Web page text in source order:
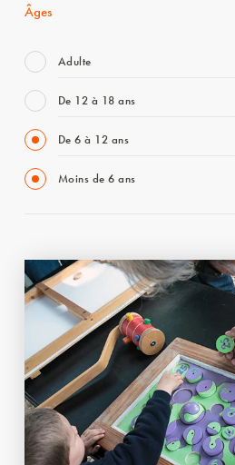
Âges
Adulte
De 12 à 18 ans
De 6 à 12 ans
Moins de 6 ans